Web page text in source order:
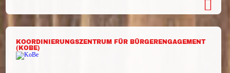
KOORDINIERUNGSZENTRUM FÜR BÜRGERENGAGEMENT
(KOBE)